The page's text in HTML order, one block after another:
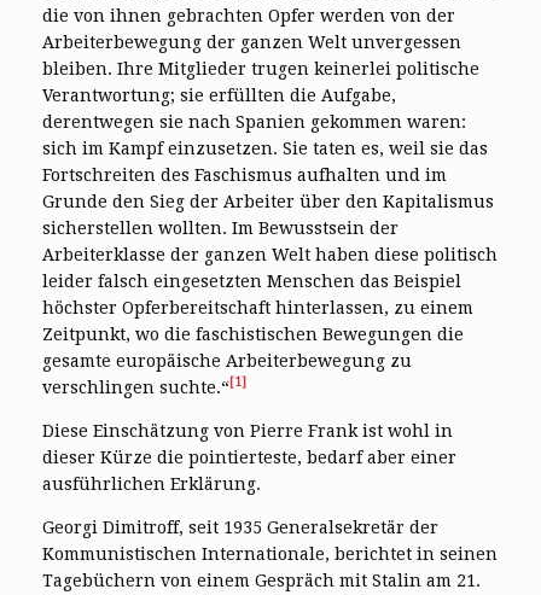
die von ihnen gebrachten Opfer werden von der
Arbeiterbewegung der ganzen Welt unvergessen
bleiben. Ihre Mitglieder trugen keinerlei politische
Verantwortung; sie erfüllten die Aufgabe,
derentwegen sie nach Spanien gekommen waren:
sich im Kampf einzusetzen. Sie taten es, weil sie das
Fortschreiten des Faschismus aufhalten und im
Grunde den Sieg der Arbeiter über den Kapitalismus
sicherstellen wollten. Im Bewusstsein der
Arbeiterklasse der ganzen Welt haben diese politisch
leider falsch eingesetzten Menschen das Beispiel
höchster Opferbereitschaft hinterlassen, zu einem
Zeitpunkt, wo die faschistischen Bewegungen die
gesamte europäische Arbeiterbewegung zu
verschlingen suchte.“[1]
Diese Einschätzung von Pierre Frank ist wohl in
dieser Kürze die pointierteste, bedarf aber einer
ausführlichen Erklärung.
Georgi Dimitroff, seit 1935 Generalsekretär der
Kommunistischen Internationale, berichtet in seinen
Tagebüchern von einem Gespräch mit Stalin am 21.